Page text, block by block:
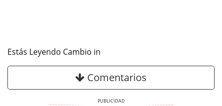
Estás Leyendo Cambio in
Comentarios